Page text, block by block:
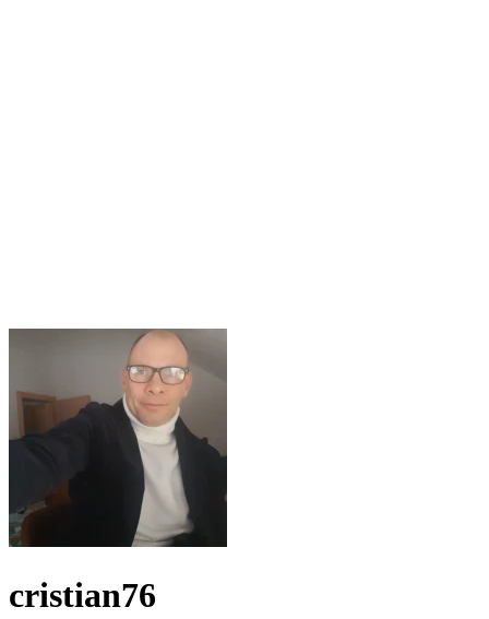
cristian76